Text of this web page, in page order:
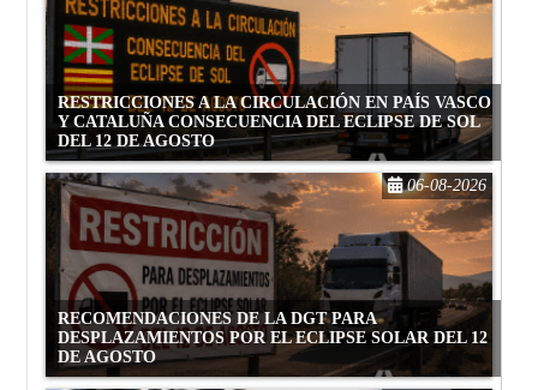
RESTRICCIONES A LA CIRCULACIÓN EN PAÍS VASCO
Y CATALUÑA CONSECUENCIA DEL ECLIPSE DE SOL
DEL 12 DE AGOSTO
RECOMENDACIONES DE LA DGT PARA
DESPLAZAMIENTOS POR EL ECLIPSE SOLAR DEL 12
DE AGOSTO
06-08-2026